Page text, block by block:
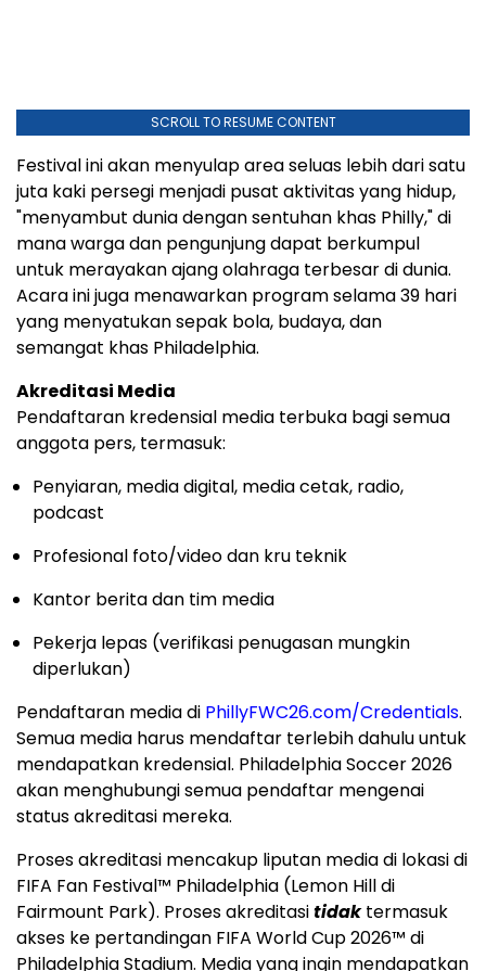
SCROLL TO RESUME CONTENT
Festival ini akan menyulap area seluas lebih dari satu
juta kaki persegi menjadi pusat aktivitas yang hidup,
"menyambut dunia dengan sentuhan khas Philly," di
mana warga dan pengunjung dapat berkumpul
untuk merayakan ajang olahraga terbesar di dunia.
Acara ini juga menawarkan program selama 39 hari
yang menyatukan sepak bola, budaya, dan
semangat khas Philadelphia.
Akreditasi Media
Pendaftaran kredensial media terbuka bagi semua
anggota pers, termasuk:
Penyiaran, media digital, media cetak, radio,
podcast
Profesional foto/video dan kru teknik
Kantor berita dan tim media
Pekerja lepas (verifikasi penugasan mungkin
diperlukan)
Pendaftaran media di PhillyFWC26.com/Credentials.
Semua media harus mendaftar terlebih dahulu untuk
mendapatkan kredensial. Philadelphia Soccer 2026
akan menghubungi semua pendaftar mengenai
status akreditasi mereka.
Proses akreditasi mencakup liputan media di lokasi di
FIFA Fan Festival™ Philadelphia (Lemon Hill di
Fairmount Park). Proses akreditasitidaktermasuk
akses ke pertandingan FIFA World Cup 2026™ di
Philadelphia Stadium. Media yang ingin mendapatkan